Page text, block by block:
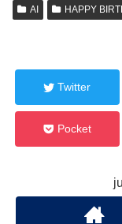
AI HAPPY
Twitter
Pocket